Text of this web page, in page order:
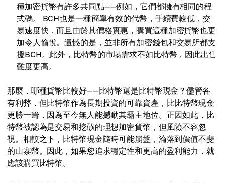
種加密貨幣有許多共同點——例如，它們都擁有相同的程
式碼。 BCH也是一種簡單有效的代幣，手續費較低，交
易速度快，而且由於其價格實惠，購買這種加密貨幣也更
加令人愉悅。遺憾的是，並非所有加密錢包和交易所都支
援BCH。此外，比特幣的市場需求不如比特幣，因此出售
難度更高。
那麼，哪種貨幣比較好——比特幣還是比特幣現金？儘管各
有利弊，但比特幣作為長期投資的可靠資產，比比特幣現金
更勝一籌，因為至今無人能撼動其霸主地位。正因如此，比
特幣被認為是交易和挖礦的理想加密貨幣，但風險不容忽
視。相較之下，比特幣現金隨時可能崩盤，淪落到價值不斐
的山寨幣。因此，如果您追求穩定性和更高的盈利能力，就
應該購買比特幣。